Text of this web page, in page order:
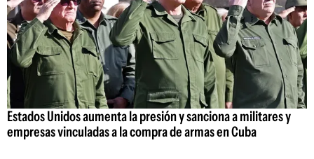
Estados Unidos aumenta la presión y sanciona a militares y
empresas vinculadas a la compra de armas en Cuba